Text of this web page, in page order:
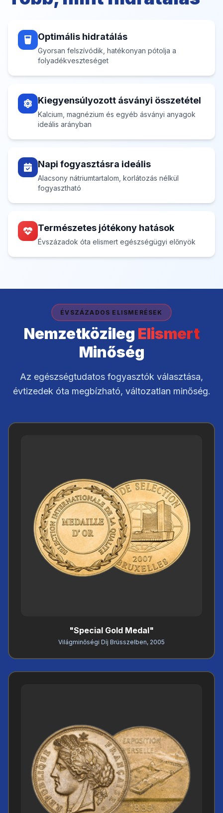
Optimális hidratálás
Gyorsan felszívódik, hatékonyan pótolja a
folyadékveszteséget
Kiegyensúlyozott ásványi összetétel
Kalcium, magnézium és egyéb ásványi anyagok
ideális arányban
Napi fogyasztásra ideális
Alacsony nátriumtartalom, korlátozás nélkül
fogyasztható
Természetes jótékony hatások
Évszázadok óta elismert egészségügyi előnyök
ÉVSZÁZADOS ELISMERÉSEK
Nemzetközileg Elismert
Minőség
Az egészségtudatos fogyasztók választása,
évtizedek óta megbízható, változatlan minőség.
"Special Gold Medal"
Világminőségi Díj Brüsszelben, 2005